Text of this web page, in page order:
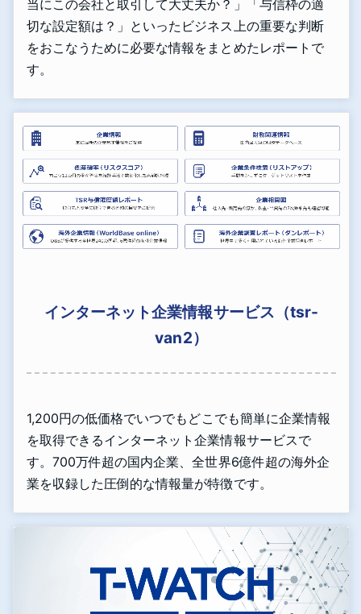
当にこの会社と取引して大丈夫か？」「与信枠の適
切な設定額は？」といったビジネス上の重要な判断
をおこなうために必要な情報をまとめたレポートで
す。
インターネット企業情報サービス（tsr-
van2）
1,200円の低価格でいつでもどこでも簡単に企業情報
を取得できるインターネット企業情報サービスで
す。700万件超の国内企業、全世界6億件超の海外企
業を収録した圧倒的な情報量が特徴です。